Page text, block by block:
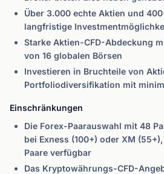
Über 3.000 echte Aktien und
langfristige
Starke Aktien-CFD-Abdeckung
von 16 globalen Börsen
Investieren in Bruchteile von
Portfoliodiversifikation mit
Einschränkungen
Die Forex-Paarauswahl mit 48
bei Exness (100+) oder XM
Paare verfügbar
Das Kryptowährungs-CFD-